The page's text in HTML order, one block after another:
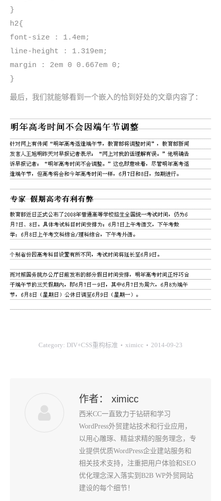
}
h2{
font-size : 1.4em;
line-height : 1.319em;
margin : 2em 0 0.667em 0;
}
最后，我们就能够看到一个嵌入的恰到好处的文章内容了：
Category: DIV+CSS重构标准 ximicc 2014-09-23
作者： ximicc
西米CC一直致力于钻研和学习
WordPress外贸建站技术和行业应用，
以用心雕琢、精益求精的服务理念，专
业提供优质WordPress企业建站服务和
相关技术支持，注重把用户体验和SEO
优化理念深入落实到B2B WP外贸网站
建设的每个细节！